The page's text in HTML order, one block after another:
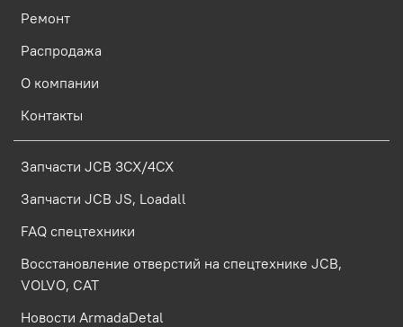
Ремонт
Распродажа
О компании
Контакты
Запчасти JCB 3CX/4CX
Запчасти JCB JS, Loadall
FAQ спецтехники
Восстановление отверстий на спецтехнике JCB,
VOLVO, CAT
Новости ArmadaDetal